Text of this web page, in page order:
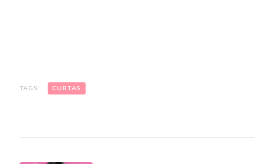
TAGS: CURTAS